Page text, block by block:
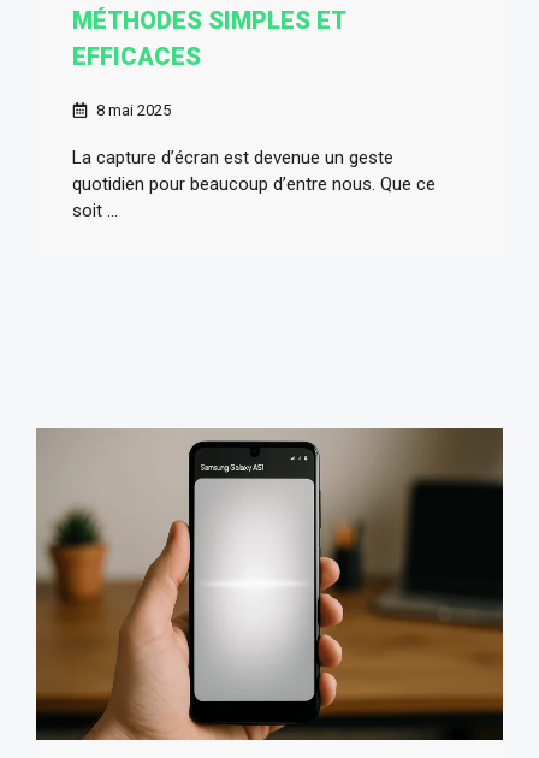
MÉTHODES SIMPLES ET
EFFICACES
8 mai 2025
La capture d’écran est devenue un geste
quotidien pour beaucoup d’entre nous. Que ce
soit ...